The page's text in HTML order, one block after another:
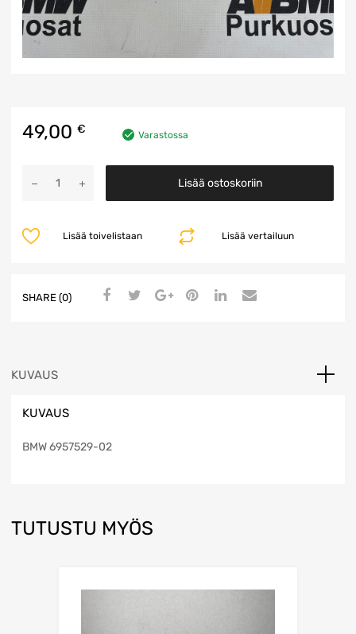
49,00 € Varastossa
Ohjainyksikkö
Lisää ostoskoriin
Lisää vertailuun
Lisää toivelistaan
SHARE (0)
KUVAUS
KUVAUS
BMW 6957529-02
TUTUSTU MYÖS